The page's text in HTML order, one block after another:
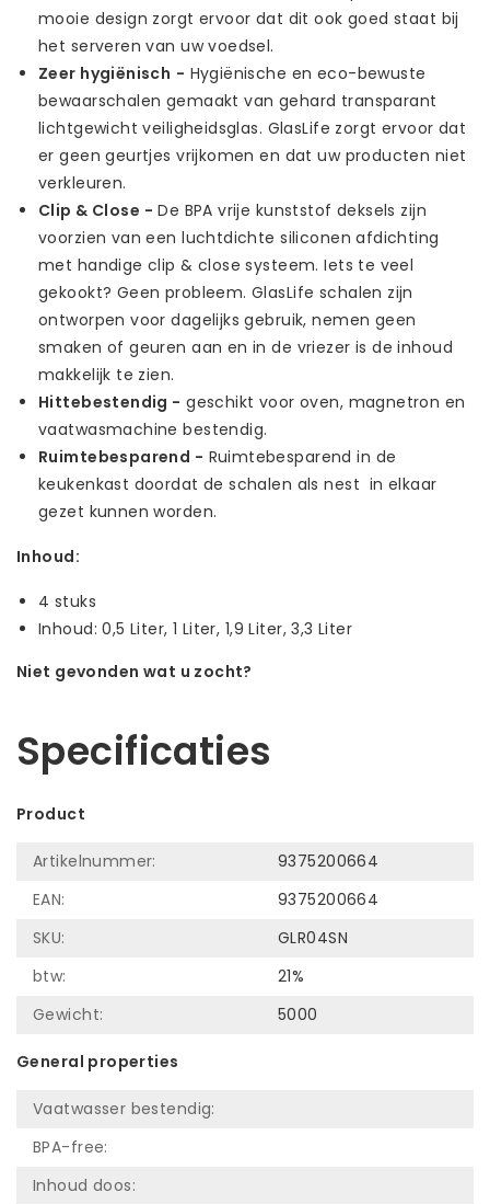
mooie design zorgt ervoor dat dit ook goed staat bij
het serveren van uw voedsel.
Zeer hygiënisch - Hygiënische en eco-bewuste
bewaarschalen gemaakt van gehard transparant
lichtgewicht veiligheidsglas. GlasLife zorgt ervoor dat
er geen geurtjes vrijkomen en dat uw producten niet
verkleuren.
Clip & Close -De BPA vrije kunststof deksels zijn
voorzien van een luchtdichte siliconen afdichting
met handige clip & close systeem. Iets te veel
gekookt? Geen probleem. GlasLife schalen zijn
ontworpen voor dagelijks gebruik, nemen geen
smaken of geuren aan en in de vriezer is de inhoud
makkelijk te zien.
Hittebestendig - geschikt voor oven, magnetron en
vaatwasmachine bestendig.
Ruimtebesparend - Ruimtebesparend in de
keukenkast doordat de schalen als nest in elkaar
gezet kunnen worden.
Inhoud:
4 stuks
Inhoud: 0,5 Liter, 1 Liter, 1,9 Liter, 3,3 Liter
Niet gevonden wat u zocht?
Specificaties
Product
Artikelnummer:
9375200664
EAN:
9375200664
SKU:
GLR04SN
btw:
21%
Gewicht:
5000
General properties
Vaatwasser bestendig:
BPA-free:
Inhoud doos: